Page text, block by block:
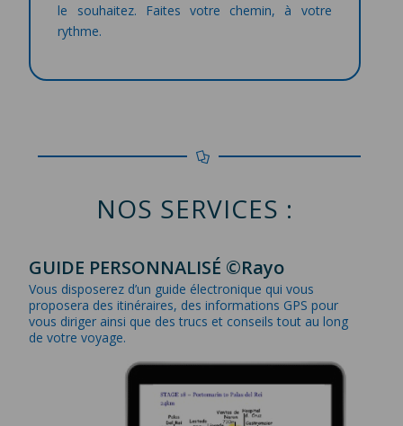
le souhaitez. Faites votre chemin, à votre
rythme.
NOS SERVICES :
GUIDE PERSONNALISÉ ©Rayo
Vous disposerez d’un guide électronique qui vous
proposera des itinéraires, des informations GPS pour
vous diriger ainsi que des trucs et conseils tout au long
de votre voyage.